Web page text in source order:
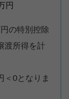
円
の特別控除
渡所得を計
＜0となりま